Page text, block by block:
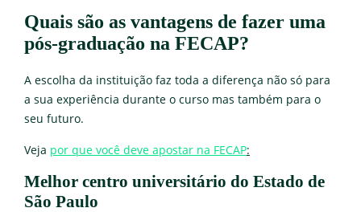
Quais são as vantagens de fazer uma
pós-graduação na FECAP?
A escolha da instituição faz toda a diferença não só para
a sua experiência durante o curso mas também para o
seu futuro.
Veja por que você deve apostar na FECAP:
Melhor centro universitário do Estado de
São Paulo